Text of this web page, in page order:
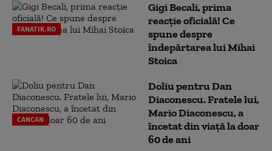
FANATIK.RO
Gigi Becali, prima
reacție oficială! Ce
spune despre
îndepărtarea lui Mihai
Stoica
CANCAN
Doliu pentru Dan
Diaconescu. Fratele lui,
Mario Diaconescu, a
încetat din viață la doar
60 de ani